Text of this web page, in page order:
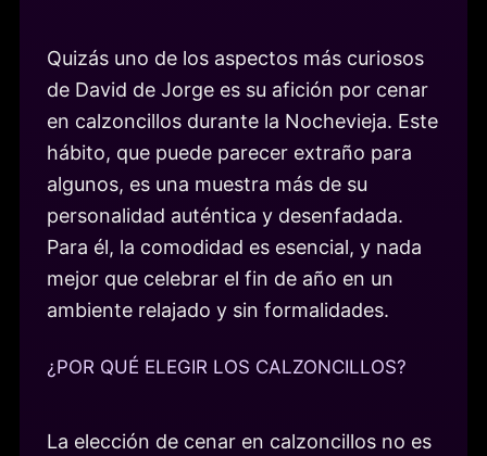
Quizás uno de los aspectos más curiosos
de David de Jorge es su afición por cenar
en calzoncillos durante la Nochevieja. Este
hábito, que puede parecer extraño para
algunos, es una muestra más de su
personalidad auténtica y desenfadada.
Para él, la comodidad es esencial, y nada
mejor que celebrar el fin de año en un
ambiente relajado y sin formalidades.
¿POR QUÉ ELEGIR LOS CALZONCILLOS?
La elección de cenar en calzoncillos no es